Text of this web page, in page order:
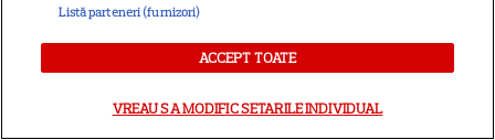
Vadim Perelman
Listă parteneri (furnizori)
ACCEPT TOATE
VREAU SA MODIFIC SETARILE INDIVIDUAL